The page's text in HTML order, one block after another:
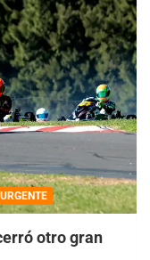
URGENTE
otro gran